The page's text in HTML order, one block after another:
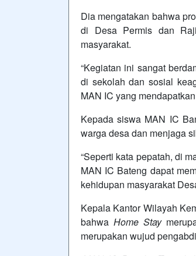
Dia mengatakan bahwa
di Desa Permis dan
masyarakat.
“Kegiatan ini sangat
di sekolah dan sosial
MAN IC yang
Kepada siswa MAN IC
warga desa dan menjaga
“Seperti kata pepatah, di
MAN IC Bateng dapat
kehidupan masyarakat
Kepala Kantor Wilayah
bahwa Home Stay
merupakan wujud